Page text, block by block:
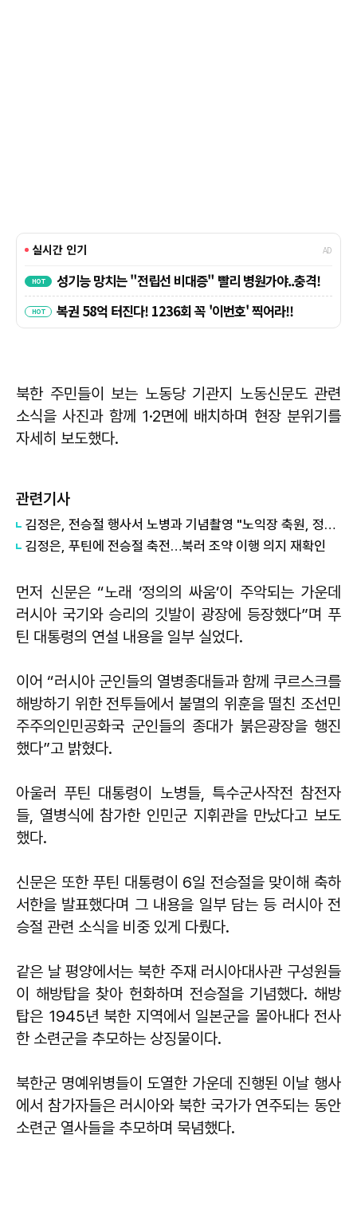
북한 주민들이 보는 노동당 기관지 노동신문도 관련
소식을 사진과 함께 1·2면에 배치하며 현장 분위기를
자세히 보도했다.
관련기사
김정은, 전승절 행사서 노병과 기념촬영 "노익장 축원, 정신적 기둥"
김정은, 푸틴에 전승절 축전…북러 조약 이행 의지 재확인
먼저 신문은 “노래 ‘정의의 싸움’이 주악되는 가운데
러시아 국기와 승리의 깃발이 광장에 등장했다”며 푸
틴 대통령의 연설 내용을 일부 실었다.
이어 “러시아 군인들의 열병종대들과 함께 쿠르스크를
해방하기 위한 전투들에서 불멸의 위훈을 떨친 조선민
주주의인민공화국 군인들의 종대가 붉은광장을 행진
했다”고 밝혔다.
아울러 푸틴 대통령이 노병들, 특수군사작전 참전자
들, 열병식에 참가한 인민군 지휘관을 만났다고 보도
했다.
신문은 또한 푸틴 대통령이 6일 전승절을 맞이해 축하
서한을 발표했다며 그 내용을 일부 담는 등 러시아 전
승절 관련 소식을 비중 있게 다뤘다.
같은 날 평양에서는 북한 주재 러시아대사관 구성원들
이 해방탑을 찾아 헌화하며 전승절을 기념했다. 해방
탑은 1945년 북한 지역에서 일본군을 몰아내다 전사
한 소련군을 추모하는 상징물이다.
북한군 명예위병들이 도열한 가운데 진행된 이날 행사
에서 참가자들은 러시아와 북한 국가가 연주되는 동안
소련군 열사들을 추모하며 묵념했다.